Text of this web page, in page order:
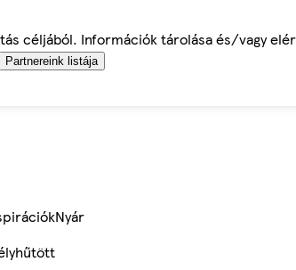
céljából. Információk tárolása és/vagy
Partnereink listája
Nyár